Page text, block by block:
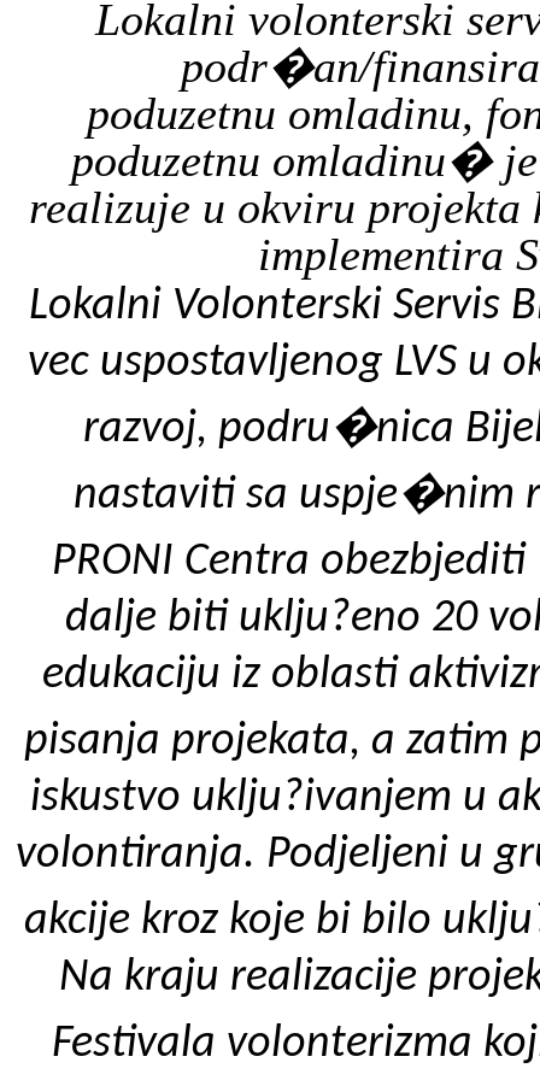
Lokalni volonterski
podr�an/
poduzetnu omladinu,
poduzetnu omladinu� je
realizuje u okviru
implementira
Lokalni Volonterski Servis
vec uspostavljenog LVS u
razvoj, podru�nica
nastaviti sa uspje�nim
PRONI Centra
dalje biti uklju?eno 20
edukaciju iz oblasti
pisanja projekata, a zatim
iskustvo uklju?ivanjem u
volontiranja. Podjeljeni u
akcije kroz koje bi bilo
Na kraju realizacije
Festivala volonterizma